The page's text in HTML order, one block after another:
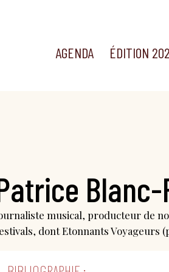
AGENDA ÉDITION
musical, producteur de
dont Etonnants Voyageurs